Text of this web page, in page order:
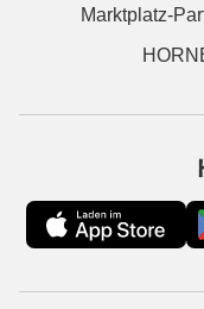
Marktplatz-